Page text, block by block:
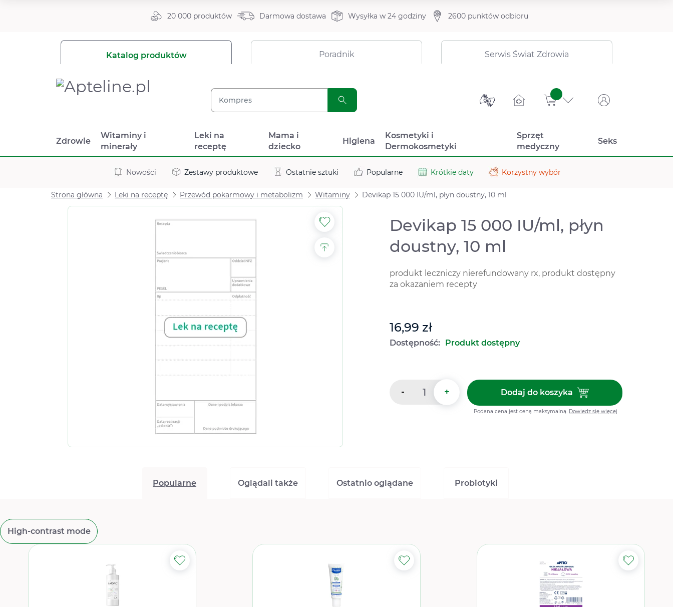
20 000 produktów Darmowa dostawa Wysyłka w 24 godziny 2600 punktów odbioru
Katalog produktów Poradnik Serwis Świat Zdrowia
sztuk
Zdrowie
Witaminy i
minerały
Leki na
receptę
Mama i
dziecko
Higiena
Kosmetyki i
Dermokosmetyki
Sprzęt
medyczny
Seks
Nowości Zestawy produktowe Ostatnie sztuki Popularne Krótkie daty Korzystny wybór
Strona główna Leki na receptę Przewód pokarmowy i metabolizm Witaminy Devikap 15 000 IU/ml, płyn doustny, 10 ml
Devikap 15 000 IU/ml, płyn
doustny, 10 ml
produkt leczniczy nierefundowany rx, produkt dostępny
za okazaniem recepty
16,99 zł
Dostępność: Produkt dostępny
- + Dodaj do koszykaDodaj do koszyka Devikap 15
Podana cena jest ceną maksymalną. Dowiedz się więcej
Popularne Oglądali także Ostatnio oglądane Probiotyki
High-contrast mode